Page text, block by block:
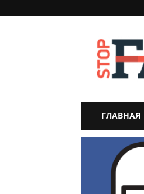
StopFake
ГЛАВНАЯ